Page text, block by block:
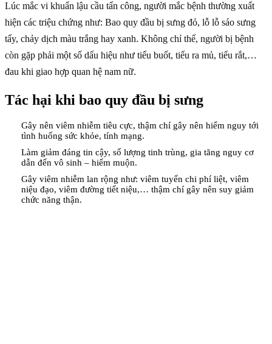
Lúc mắc vi khuẩn lậu cầu tấn công, người mắc bệnh thường xuất
hiện các triệu chứng như: Bao quy đầu bị sưng đỏ, lỗ lỗ sáo sưng
tấy, chảy dịch màu trắng hay xanh. Không chỉ thế, người bị bệnh
còn gặp phải một số dấu hiệu như tiểu buốt, tiểu ra mủ, tiểu rắt,…
đau khi giao hợp quan hệ nam nữ.
Tác hại khi bao quy đầu bị sưng
Gây nên viêm nhiễm tiêu cực, thậm chí gây nên hiểm nguy tới
tình huống sức khỏe, tính mạng.
Làm giảm đáng tin cậy, số lượng tinh trùng, gia tăng nguy cơ
dẫn đến vô sinh – hiếm muộn.
Gây viêm nhiễm lan rộng như: viêm tuyến chi phí liệt, viêm
niệu đạo, viêm đường tiết niệu,… thậm chí gây nên suy giảm
chức năng thận.